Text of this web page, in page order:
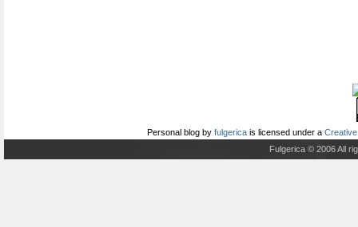
Personal blog by fulgerica is licensed under a
Fulgerica © 2006 All